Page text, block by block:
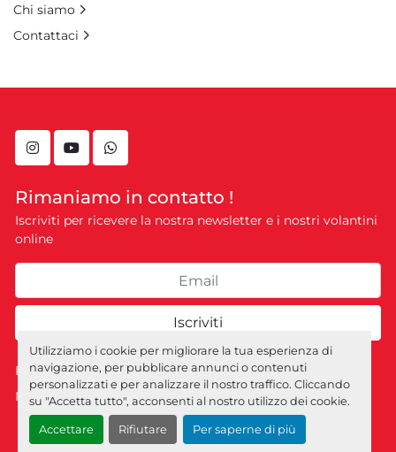
Utilizziamo i cookie per migliorare la tua esperienza di
navigazione, per pubblicare annunci o contenuti
personalizzati e per analizzare il nostro traffico. Cliccando
su "Accetta tutto", acconsenti al nostro utilizzo dei cookie.
Accettare Rifiutare Per saperne di più
instagramyoutubewhatsapp
Rimaniamo in contatto !
Iscriviti per ricevere la nostra newsletter e i nostri volantini
online
Iscriviti
Personalizza le preferenze sui Cookies
Machinio Systemsito web di Machinio
Chi siamo
Contattaci